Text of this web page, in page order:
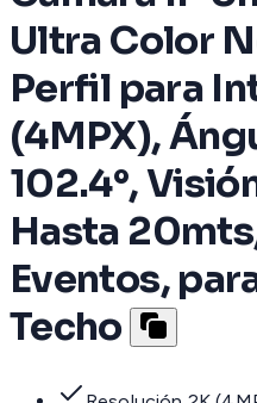
Ultra Color
Perfil para
(4MPX),
102.4°,
Hasta
Eventos,
Techo